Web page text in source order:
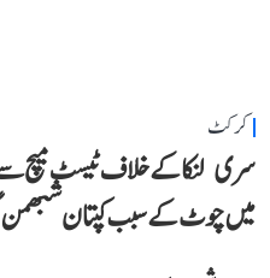
کرکٹ
سری لنکا کے خلاف ٹیسٹ میچ سے قبل
میں چوٹ کے سبب کپتان شبھمن